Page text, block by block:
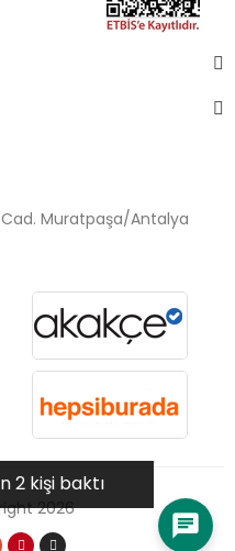
2 kişi baktı
chat
Muratpaşa/Antalya
2026